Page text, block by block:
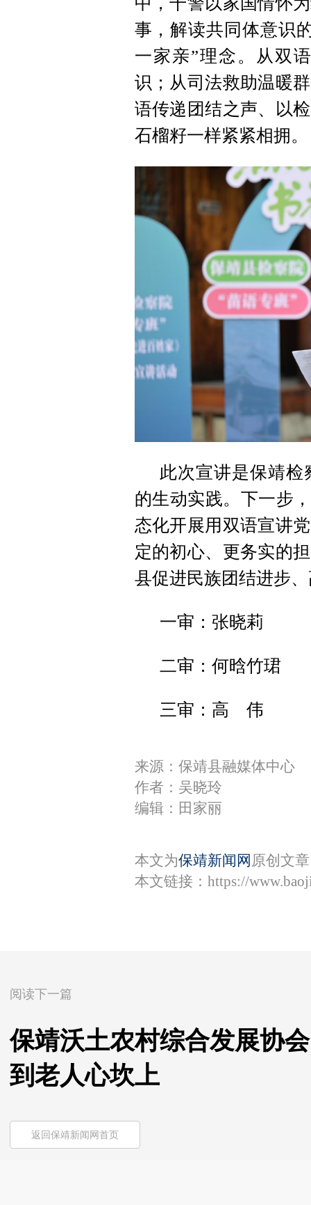
事，解读共同体意识
一家亲”理念。从双
识；从司法救助温暖
语传递团结之声、以
石榴籽一样紧紧相拥。
此次宣讲是保靖
的生动实践。下一步
态化开展用双语宣讲
定的初心、更务实的
县促进民族团结进步
一审：张晓莉
二审：何晗竹珺
三审：高 伟
来源：保靖县融媒体中心
作者：吴晓玲
编辑：田家丽
本文为保靖新闻网 原创文
本文链接： https://
阅读下一篇
保靖沃土农村综合发展协
到老人心坎上
返回保靖新闻网首页